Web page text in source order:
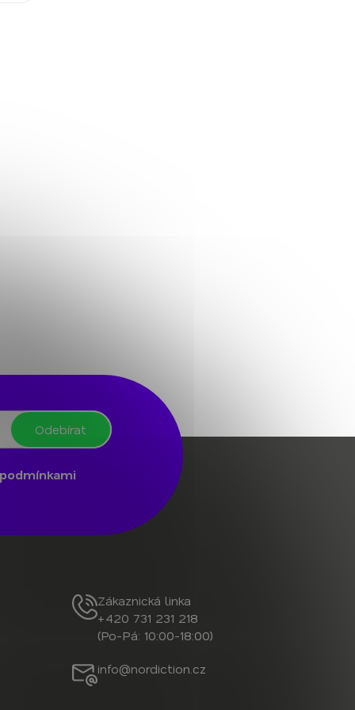
podmínkami
Odebírat
Zákaznická linka
+420 731 231 218
(Po-Pá: 10:00-18:00)
info@nordiction.cz